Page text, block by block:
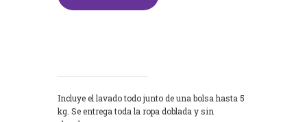
Incluye el lavado todo junto de una bolsa hasta 5
kg. Se entrega toda la ropa doblada y sin